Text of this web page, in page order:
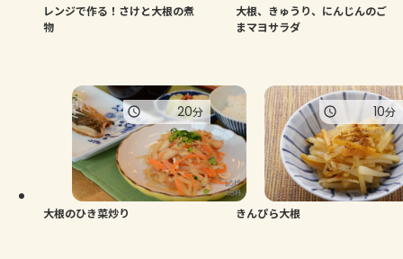
レンジで作る！さけと大根の煮
物
大根、きゅうり、にんじんのご
まマヨサラダ
大根のひき菜炒り
20分
きんぴら大根
10分